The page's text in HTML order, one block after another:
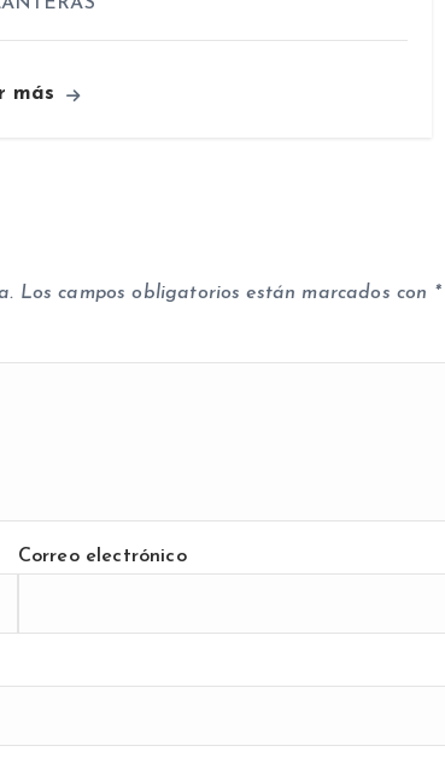
más
Los campos obligatorios están marcados con *
Correo electrónico